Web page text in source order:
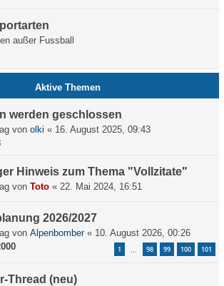
außer Fussball
Aktive Themen
werden geschlossen
von olki « 16. August 2025, 09:43
Hinweis zum Thema "Vollzitate"
von Toto « 22. Mai 2024, 16:51
2026/2027
von Alpenbomber« 10. August 2026, 00:26
1 98 99 100 101
Thread (neu)